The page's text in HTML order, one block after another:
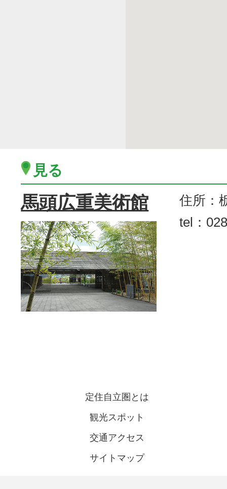
見る
馬頭広重美術館
住所：
tel：
定住自立圏とは
観光スポット
交通アクセス
サイトマップ